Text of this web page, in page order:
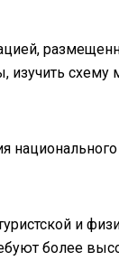
схему
национального
и
более